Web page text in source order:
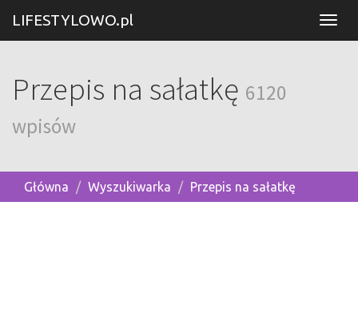
LIFESTYLOWO.pl
Przepis na sałatkę 6120
wpisów
Główna Wyszukiwarka Przepis na sałatkę